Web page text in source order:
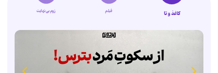
کاغذ و تا فیلم زوم‌بی‌نهایت